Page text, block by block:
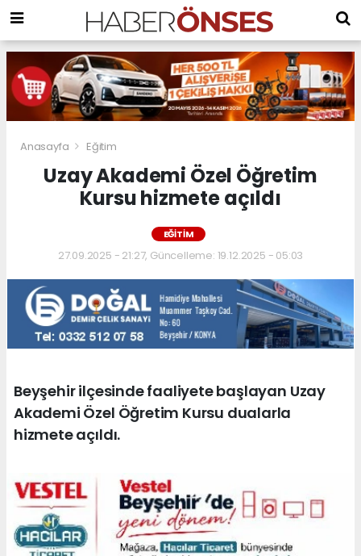
Anasayfa Eğitim
Uzay Akademi Özel Öğretim
Kursu hizmete açıldı
EĞITIM
27.09.2025 - 21:27, Güncelleme: 19.12.2025 - 05:03
Beyşehir ilçesinde faaliyete başlayan Uzay
Akademi Özel Öğretim Kursu dualarla
hizmete açıldı.